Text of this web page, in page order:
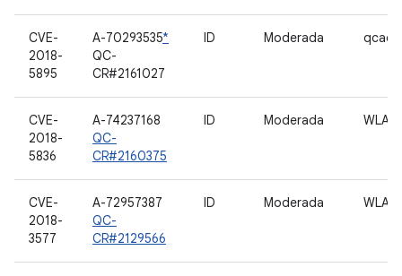
CVE-
2018-
5895
A-70293535*
QC-
CR#2161027
ID Moderada
CVE-
2018-
5836
A-74237168
QC-
CR#2160375
ID Moderada WLAN
CVE-
2018-
3577
A-72957387
QC-
CR#2129566
ID Moderada WLAN